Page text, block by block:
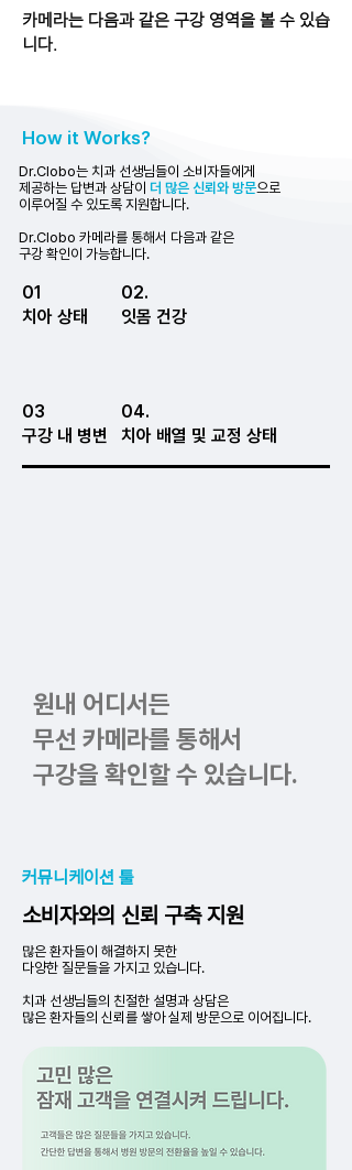
카메라는 다음과 같은 구강 영역을 볼 수 있습
니다.
How it Works?
Dr.Clobo는 치과 선생님들이 소비자들에게
제공하는 답변과 상담이 더 많은 신뢰와 방문으로
​이루어질 수 있도록 지원합니다.
Dr.Clobo 카메라를 통해서 다음과 같은
​구강 확인이 가능합니다.
01
치아 상태
02.
잇몸 건강
03
​구강 내 병변
04.
치아 배열 및 교정 상태
원내 어디서든
무선 카메라를 통해서
구강을 확인할 수 있습니다.
커뮤니케이션 툴
소비자와의 신뢰 구축 지원
많은 환자들이 해결하지 못한
다양한 질문들을 가지고 있습니다.
치과 선생님들의 친절한 설명과 상담은
​많은 환자들의 신뢰를 쌓아 실제 방문으로 이어집니다.